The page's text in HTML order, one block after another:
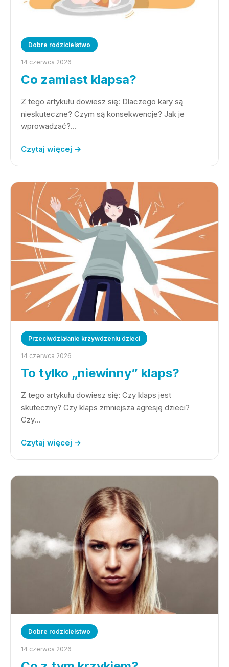
Dobre rodzicielstwo
14 czerwca 2026
Co zamiast klapsa?
Z tego artykułu dowiesz się: Dlaczego kary są
nieskuteczne? Czym są konsekwencje? Jak je
wprowadzać?…
Czytaj więcej →
Przeciwdziałanie krzywdzeniu dzieci
14 czerwca 2026
To tylko „niewinny” klaps?
Z tego artykułu dowiesz się: Czy klaps jest
skuteczny? Czy klaps zmniejsza agresję dzieci?
Czy…
Czytaj więcej →
Dobre rodzicielstwo
14 czerwca 2026